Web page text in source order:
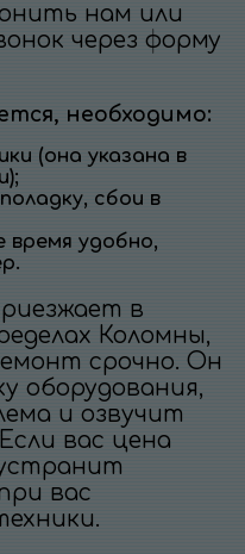
нам или
через форму
необходимо:
(она указана в
сбои в
время удобно,
в
Коломны,
срочно. Он
оборудования,
и озвучит
вас цена
вас